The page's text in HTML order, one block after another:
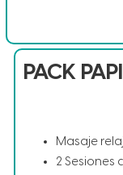
PACK PAPI
Masaje
2 Sesiones